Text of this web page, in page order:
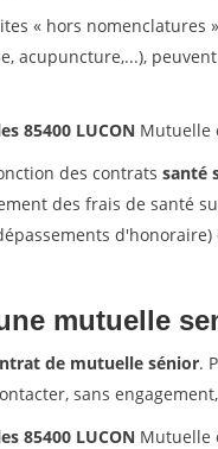
« hors
acupuncture,...),
85400 LUCON Mutuelle
des contrats santé
des frais de santé
mutuelle
de mutuelle sénior.
sans
85400 LUCON Mutuelle